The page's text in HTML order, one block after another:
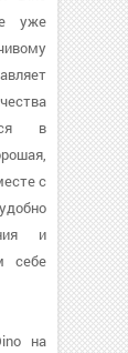
уже
в
с
и
себе
на